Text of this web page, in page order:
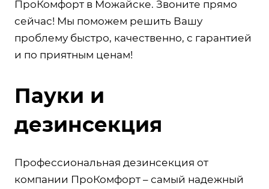
ПроКомфорт в Можайске. Звоните прямо
сейчас! Мы поможем решить Вашу
проблему быстро, качественно, с гарантией
и по приятным ценам!
Пауки и
дезинсекция
Профессиональная дезинсекция от
компании ПроКомфорт – самый надежный